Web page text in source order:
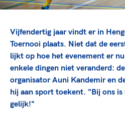
TeamNL kids
Nieuwspagina
Columns
Vitale clubs en bestuurlijk
Sportmatch
Clubacties
Handboek Wet- en
Opleidingen en trainingen
Paralympische Spelen LA28
Europese Spelen Istanbul
Topsportbeleid
Topsportfinanciering
Maatschappelijke waarde
Vijfendertig jaar vindt er in
Toernooi plaats. Niet dat de
lijkt op hoe het evenement er
enkele dingen niet veranderd:
organisator Auni Kandemir en
hij aan sport toekent. "Bij ons is
gelijk!"